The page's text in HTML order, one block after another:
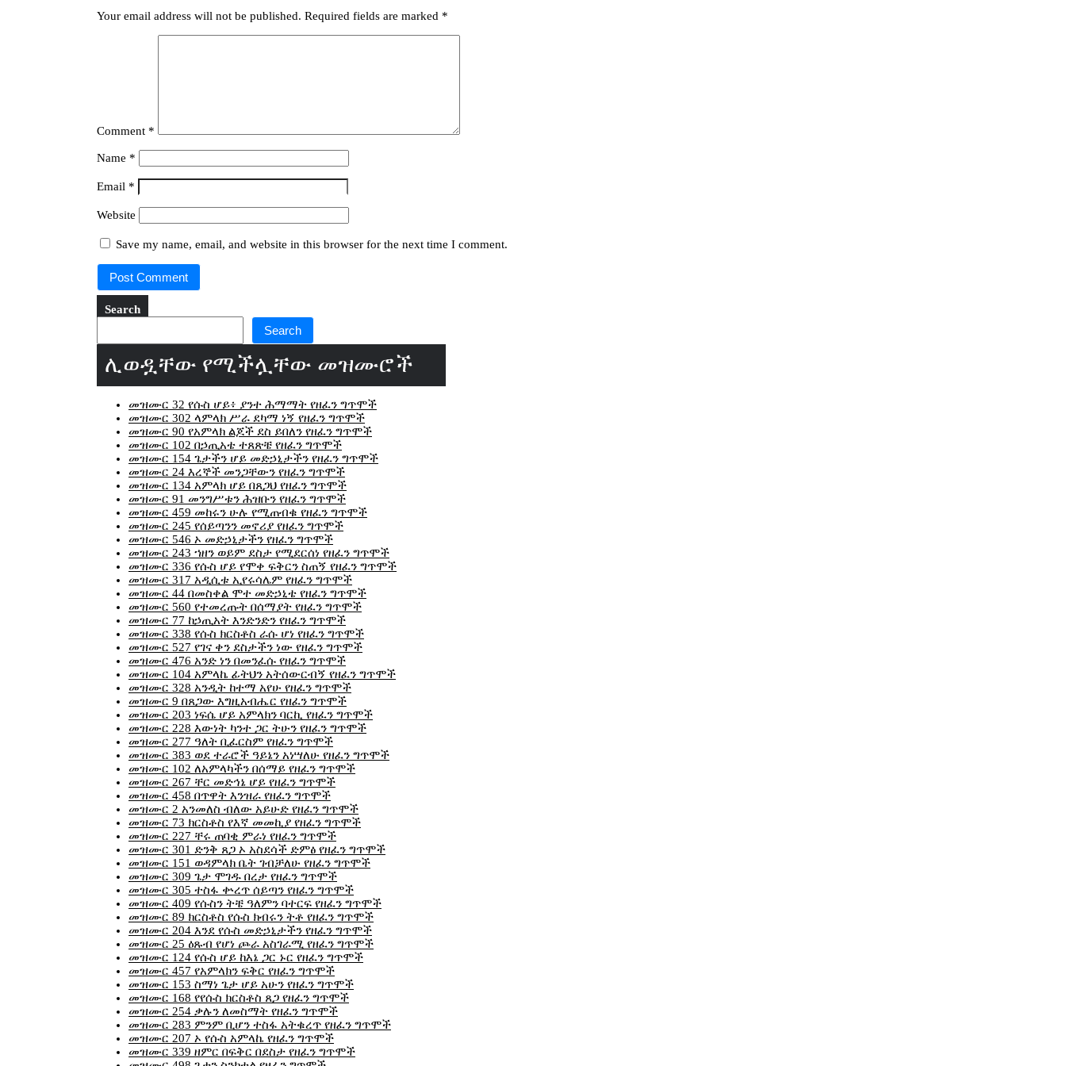
Your email address will not be published. Required fields are marked *
Comment *
Name *
Email *
Website
Save my name, email, and website in this browser for the next time I comment.
Search
Search
ሊወዷቸው የሚችሏቸው መዝሙሮች
መዝሙር 32 የሱስ ሆይ፥ ያንተ ሕማማት የዘፈን ግጥሞች
መዝሙር 302 ላምላክ ሥራ ደካማ ነኝ የዘፈን ግጥሞች
መዝሙር 90 የአምላክ ልጆች ደስ ይበለን የዘፈን ግጥሞች
መዝሙር 102 በኃጢአቴ ተጸጽቼ የዘፈን ግጥሞች
መዝሙር 154 ጌታችን ሆይ መድኃኒታችን የዘፈን ግጥሞች
መዝሙር 24 እረኞች መንጋቸውን የዘፈን ግጥሞች
መዝሙር 134 አምላክ ሆይ በጸጋህ የዘፈን ግጥሞች
መዝሙር 91 መንግሥቱን ሕዝቡን የዘፈን ግጥሞች
መዝሙር 459 መከሩን ሁሉ የሚጠብቁ የዘፈን ግጥሞች
መዝሙር 245 የሰይጣንን መኖሪያ የዘፈን ግጥሞች
መዝሙር 546 ኦ መድኃኒታችን የዘፈን ግጥሞች
መዝሙር 243 ኀዘን ወይም ደስታ የሚደርሰነ የዘፈን ግጥሞች
መዝሙር 336 የሱስ ሆይ የሞቀ ፍቅርን ስጠኝ የዘፈን ግጥሞች
መዝሙር 317 አዲሲቱ ኢየሩሳሌም የዘፈን ግጥሞች
መዝሙር 44 በመስቀል ሞተ መድኃኒቴ የዘፈን ግጥሞች
መዝሙር 560 የተመረጡት በሰማያት የዘፈን ግጥሞች
መዝሙር 77 ከኃጢአት እንድንድን የዘፈን ግጥሞች
መዝሙር 338 የሱስ ክርስቶስ ራሱ ሆነ የዘፈን ግጥሞች
መዝሙር 527 የገና ቀን ደስታችን ነው የዘፈን ግጥሞች
መዝሙር 476 አንድ ነን በመንፈሱ የዘፈን ግጥሞች
መዝሙር 104 አምላኬ ፊትህን አትሰውርብኝ የዘፈን ግጥሞች
መዝሙር 328 አንዲት ከተማ አየሁ የዘፈን ግጥሞች
መዝሙር 9 በጸጋው እግዚአብሔር የዘፈን ግጥሞች
መዝሙር 203 ነፍሴ ሆይ አምላክን ባርኪ የዘፈን ግጥሞች
መዝሙር 228 እውነት ካንተ ጋር ትሁን የዘፈን ግጥሞች
መዝሙር 277 ዓለት ቢፈርስም የዘፈን ግጥሞች
መዝሙር 383 ወደ ተራሮች ዓይኔን አነሣለሁ የዘፈን ግጥሞች
መዝሙር 102 ለአምላካችን በሰማይ የዘፈን ግጥሞች
መዝሙር 267 ቸር መድኅኔ ሆይ የዘፈን ግጥሞች
መዝሙር 458 በጥዋት እንዝራ የዘፈን ግጥሞች
መዝሙር 2 አንመለስ ብለው አይሁድ የዘፈን ግጥሞች
መዝሙር 73 ክርስቶስ የእኛ መመኪያ የዘፈን ግጥሞች
መዝሙር 227 ቸሩ ጠባቂ ምራነ የዘፈን ግጥሞች
መዝሙር 301 ድንቅ ጸጋ ኦ አስደሳች ድምፅ የዘፈን ግጥሞች
መዝሙር 151 ወዳምላክ ቤት ገብቻለሁ የዘፈን ግጥሞች
መዝሙር 309 ጌታ ሞገዱ በረታ የዘፈን ግጥሞች
መዝሙር 305 ተስፋ ቍረጥ ሰይጣን የዘፈን ግጥሞች
መዝሙር 409 የሱስን ትቼ ዓለምን ባተርፍ የዘፈን ግጥሞች
መዝሙር 89 ክርስቶስ የሱስ ክብሩን ትቶ የዘፈን ግጥሞች
መዝሙር 204 እንደ የሱስ መድኃኒታችን የዘፈን ግጥሞች
መዝሙር 25 ዕጹብ የሆነ ጮራ አስገራሚ የዘፈን ግጥሞች
መዝሙር 124 የሱስ ሆይ ከእኔ ጋር ኑር የዘፈን ግጥሞች
መዝሙር 457 የአምላክን ፍቅር የዘፈን ግጥሞች
መዝሙር 153 ስማነ ጌታ ሆይ አሁን የዘፈን ግጥሞች
መዝሙር 168 የየሱስ ክርስቶስ ጸጋ የዘፈን ግጥሞች
መዝሙር 254 ቃሉን ለመስማት የዘፈን ግጥሞች
መዝሙር 283 ምንም ቢሆን ተስፋ አትቁረጥ የዘፈን ግጥሞች
መዝሙር 207 ኦ የሱስ አምላኬ የዘፈን ግጥሞች
መዝሙር 339 ዘምር በፍቅር በደስታ የዘፈን ግጥሞች